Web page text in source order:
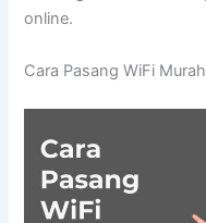
online.
Cara Pasang WiFi